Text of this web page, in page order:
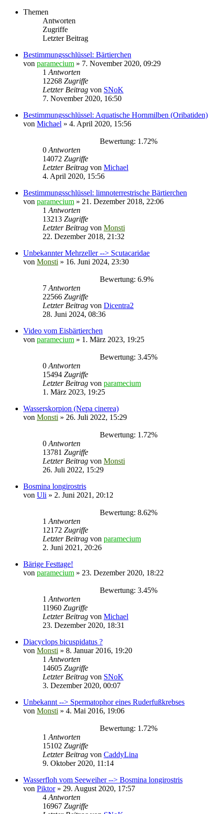
Themen
Antworten
Zugriffe
Letzter Beitrag
Bestimmungsschlüssel: Bärtierchen
von paramecium » 7. November 2020, 09:29
1 Antworten
12268 Zugriffe
Letzter Beitrag von SNoK
7. November 2020, 16:50
Bestimmungsschlüssel: Aquatische Hornmilben (Oribatiden)
von Michael » 4. April 2020, 15:56
Bewertung: 1.72%
0 Antworten
14072 Zugriffe
Letzter Beitrag von Michael
4. April 2020, 15:56
Bestimmungsschlüssel: limnoterrestrische Bärtierchen
von paramecium » 21. Dezember 2018, 22:06
1 Antworten
13213 Zugriffe
Letzter Beitrag von Monsti
22. Dezember 2018, 21:32
Unbekannter Mehrzeller --> Scutacaridae
von Monsti » 16. Juni 2024, 23:30
Bewertung: 6.9%
7 Antworten
22566 Zugriffe
Letzter Beitrag von Dicentra2
28. Juni 2024, 08:36
Video vom Eisbärtierchen
von paramecium » 1. März 2023, 19:25
Bewertung: 3.45%
0 Antworten
15494 Zugriffe
Letzter Beitrag von paramecium
1. März 2023, 19:25
Wasserskorpion (Nepa cinerea)
von Monsti » 26. Juli 2022, 15:29
Bewertung: 1.72%
0 Antworten
13781 Zugriffe
Letzter Beitrag von Monsti
26. Juli 2022, 15:29
Bosmina longirostris
von Uli » 2. Juni 2021, 20:12
Bewertung: 8.62%
1 Antworten
12172 Zugriffe
Letzter Beitrag von paramecium
2. Juni 2021, 20:26
Bärige Festtage!
von paramecium » 23. Dezember 2020, 18:22
Bewertung: 3.45%
1 Antworten
11960 Zugriffe
Letzter Beitrag von Michael
23. Dezember 2020, 18:31
Diacyclops bicuspidatus ?
von Monsti » 8. Januar 2016, 19:20
1 Antworten
14605 Zugriffe
Letzter Beitrag von SNoK
3. Dezember 2020, 00:07
Unbekannt --> Spermatophor eines Ruderfußkrebses
von Monsti » 4. Mai 2016, 19:06
Bewertung: 1.72%
1 Antworten
15102 Zugriffe
Letzter Beitrag von CaddyLina
9. Oktober 2020, 11:14
Wasserfloh vom Seeweiher --> Bosmina longirostris
von Piktor» 29. August 2020, 17:57
4 Antworten
16967 Zugriffe